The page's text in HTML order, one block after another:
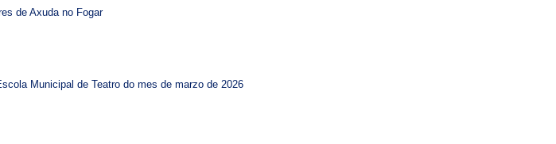
de Axuda no Fogar
Municipal de Teatro do mes de marzo de 2026